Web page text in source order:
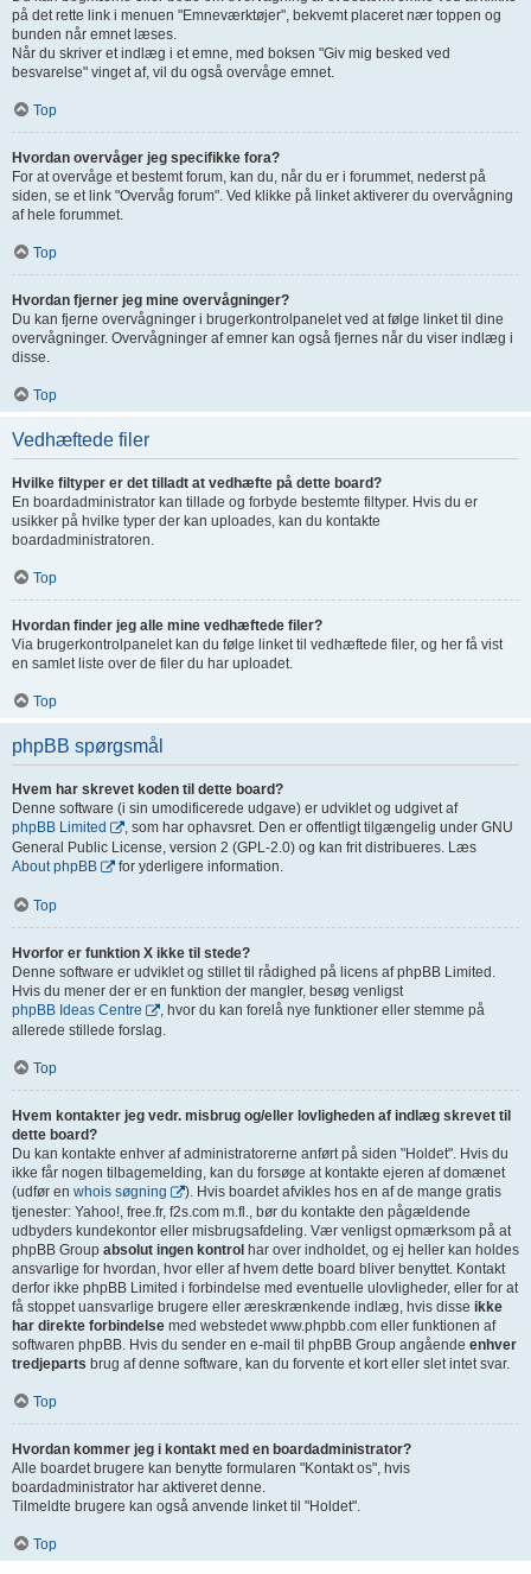
på det rette link i menuen "Emneværktøjer", bekvemt placeret nær toppen og
bunden når emnet læses.
Når du skriver et indlæg i et emne, med boksen "Giv mig besked ved
besvarelse" vinget af, vil du også overvåge emnet.
Top
Hvordan overvåger jeg specifikke fora?
For at overvåge et bestemt forum, kan du, når du er i forummet, nederst på
siden, se et link "Overvåg forum". Ved klikke på linket aktiverer du overvågning
af hele forummet.
Top
Hvordan fjerner jeg mine overvågninger?
Du kan fjerne overvågninger i brugerkontrolpanelet ved at følge linket til dine
overvågninger. Overvågninger af emner kan også fjernes når du viser indlæg i
disse.
Top
Vedhæftede filer
Hvilke filtyper er det tilladt at vedhæfte på dette board?
En boardadministrator kan tillade og forbyde bestemte filtyper. Hvis du er
usikker på hvilke typer der kan uploades, kan du kontakte
boardadministratoren.
Top
Hvordan finder jeg alle mine vedhæftede filer?
Via brugerkontrolpanelet kan du følge linket til vedhæftede filer, og her få vist
en samlet liste over de filer du har uploadet.
Top
phpBB spørgsmål
Hvem har skrevet koden til dette board?
Denne software (i sin umodificerede udgave) er udviklet og udgivet af
phpBB Limited
, som har ophavsret. Den er offentligt tilgængelig under GNU
General Public License, version 2 (GPL-2.0) og kan frit distribueres. Læs
About phpBB
for yderligere information.
Top
Hvorfor er funktion X ikke til stede?
Denne software er udviklet og stillet til rådighed på licens af phpBB Limited.
Hvis du mener der er en funktion der mangler, besøg venligst
phpBB Ideas Centre
, hvor du kan forelå nye funktioner eller stemme på
allerede stillede forslag.
Top
Hvem kontakter jeg vedr. misbrug og/eller lovligheden af indlæg skrevet til
dette board?
Du kan kontakte enhver af administratorerne anført på siden "Holdet". Hvis du
ikke får nogen tilbagemelding, kan du forsøge at kontakte ejeren af domænet
(udfør en whois søgning
). Hvis boardet afvikles hos en af de mange gratis
tjenester: Yahoo!, free.fr, f2s.com m.fl., bør du kontakte den pågældende
udbyders kundekontor eller misbrugsafdeling. Vær venligst opmærksom på at
phpBB Group absolut ingen kontrol har over indholdet, og ej heller kan holdes
ansvarlige for hvordan, hvor eller af hvem dette board bliver benyttet. Kontakt
derfor ikke phpBB Limited i forbindelse med eventuelle ulovligheder, eller for at
få stoppet uansvarlige brugere eller æreskrænkende indlæg, hvis disse ikke
har direkte forbindelse med webstedet www.phpbb.com eller funktionen af
softwaren phpBB. Hvis du sender en e-mail til phpBB Group angående enhver
tredjeparts brug af denne software, kan du forvente et kort eller slet intet svar.
Top
Hvordan kommer jeg i kontakt med en boardadministrator?
Alle boardet brugere kan benytte formularen "Kontakt os", hvis
boardadministrator har aktiveret denne.
Tilmeldte brugere kan også anvende linket til "Holdet".
Top